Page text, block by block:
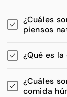
¿Cuáles
piensos
¿Qué es
¿Cuáles
comida